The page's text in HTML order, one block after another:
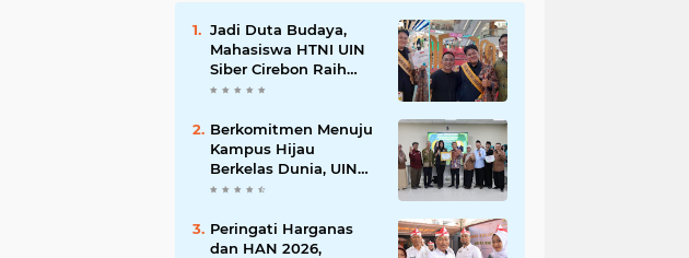
Jadi Duta Budaya,
Mahasiswa HTNI UIN
Siber Cirebon Raih
Juara 1 Duta Batik DKI
Berkomitmen Menuju
Kampus Hijau
Berkelas Dunia, UIN
Siber Cirebon Raih
Compliance UI
GreenMetric
Peringati Harganas
dan HAN 2026,